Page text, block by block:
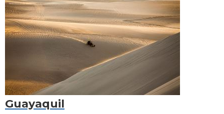
Guayaquil